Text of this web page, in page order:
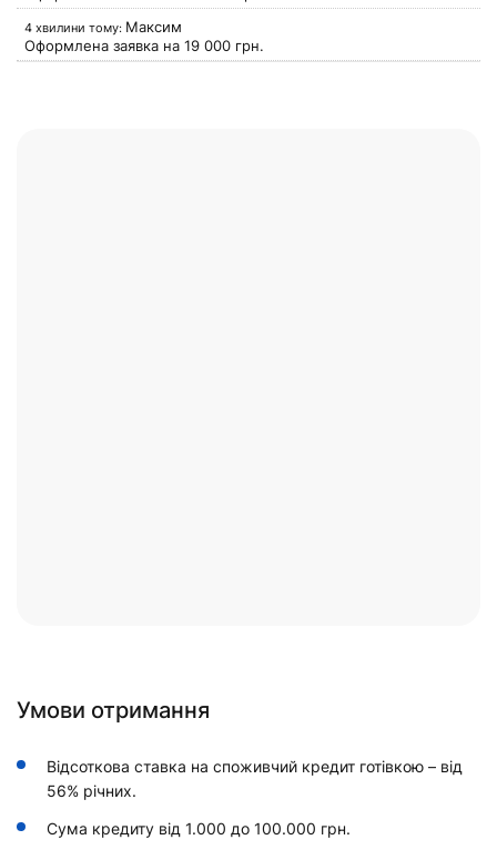
4 хвилини тому: Максим
Оформлена заявка на 19 000 грн.
Умови отримання
Відсоткова ставка на споживчий кредит готівкою – від
56% річних.
Сума кредиту від 1.000 до 100.000 грн.